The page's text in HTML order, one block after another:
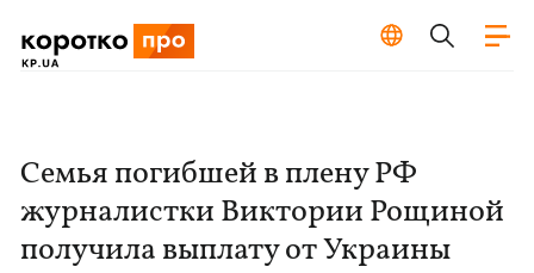
Семья погибшей в плену РФ
журналистки Виктории Рощиной
получила выплату от Украины